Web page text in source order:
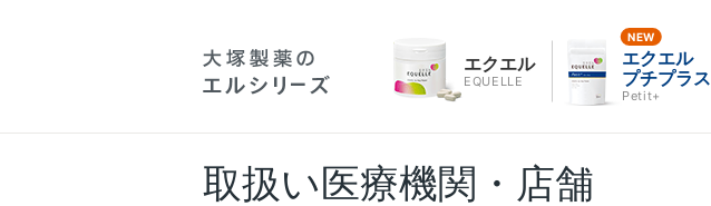
エクエル
EQUELLE
エクエル
プチプラス
Petit+
取扱い医療機関・店舗